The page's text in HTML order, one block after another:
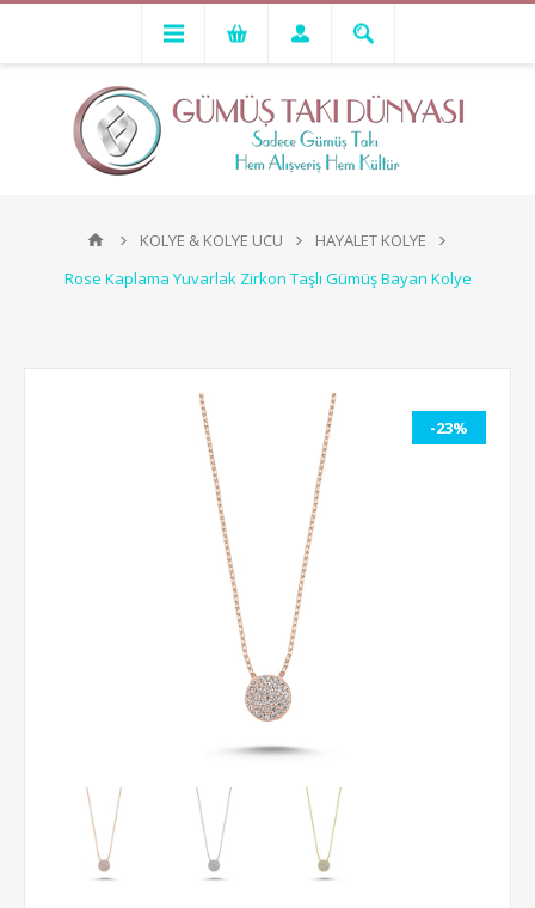
KOLYE & KOLYE UCU
HAYALET KOLYE
Rose Kaplama Yuvarlak Zirkon Taşlı Gümüş Bayan Kolye
-23%